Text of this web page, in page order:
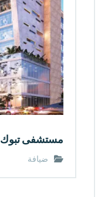
مستشفى تبوك
ضيافة